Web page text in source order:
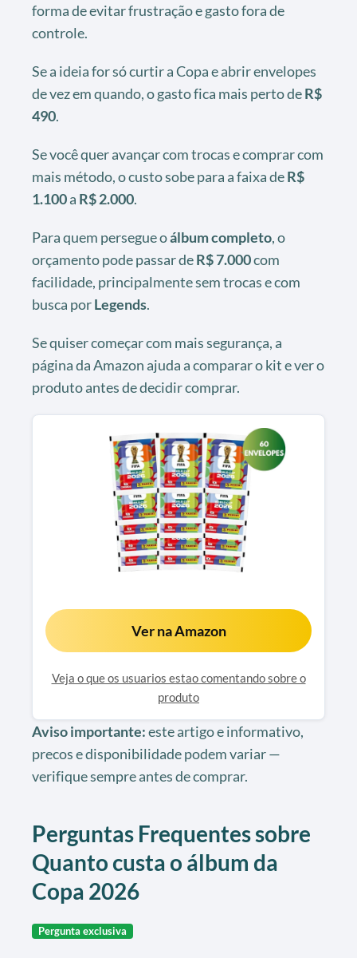
forma de evitar frustração e gasto fora de
controle.
Se a ideia for só curtir a Copa e abrir envelopes
de vez em quando, o gasto fica mais perto deR$
490.
Se você quer avançar com trocas e comprar com
mais método, o custo sobe para a faixa deR$
1.100a R$ 2.000.
Para quem persegue oálbum completo, o
orçamento pode passar deR$ 7.000com
facilidade, principalmente sem trocas e com
busca porLegends.
Se quiser começar com mais segurança, a
página da Amazon ajuda a comparar o kit e ver o
produto antes de decidir comprar.
Ver na Amazon
Veja o que os usuarios estao comentando sobre o
produto
Aviso importante:este artigo e informativo,
precos e disponibilidade podem variar —
verifique sempre antes de comprar.
Perguntas Frequentes sobre
Quanto custa o álbum da
Copa 2026
Pergunta exclusiva